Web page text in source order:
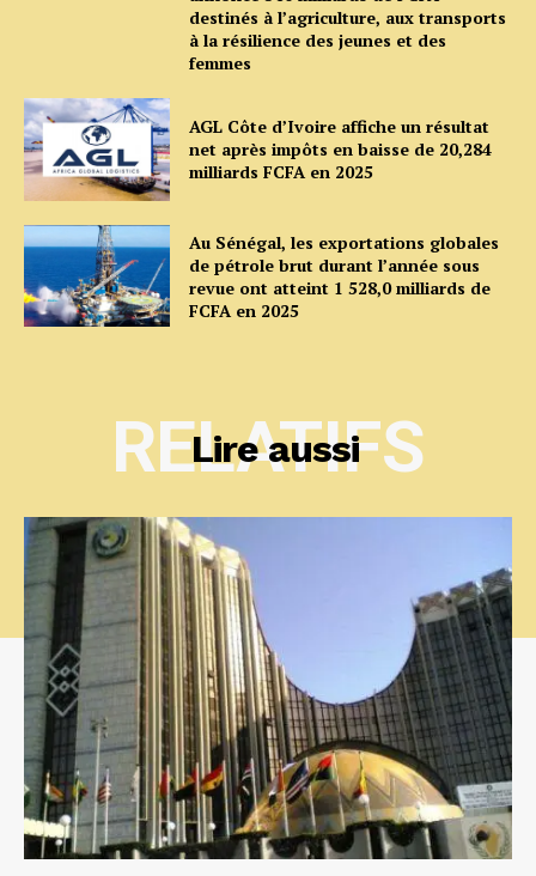
destinés à l’agriculture, aux transports
à la résilience des jeunes et des
femmes
AGL Côte d’Ivoire affiche un résultat
net après impôts en baisse de 20,284
milliards FCFA en 2025
Au Sénégal, les exportations globales
de pétrole brut durant l’année sous
revue ont atteint 1 528,0 milliards de
FCFA en 2025
Lire aussi
RELATIFS